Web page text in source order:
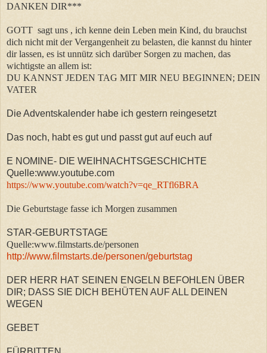
DANKEN DIR***
GOTT sagt uns , ich kenne dein Leben mein Kind, du brauchst
dich nicht mit der Vergangenheit zu belasten, die kannst du hinter
dir lassen, es ist unnütz sich darüber Sorgen zu machen, das
wichtigste an allem ist:
DU KANNST JEDEN TAG MIT MIR NEU BEGINNEN; DEIN
VATER
Die Adventskalender habe ich gestern reingesetzt
Das noch, habt es gut und passt gut auf euch auf
E NOMINE- DIE WEIHNACHTSGESCHICHTE
Quelle:www.youtube.com
https://www.youtube.com/watch?v=qe_RTfl6BRA
Die Geburtstage fasse ich Morgen zusammen
STAR-GEBURTSTAGE
Quelle:www.filmstarts.de/personen
http://www.filmstarts.de/personen/geburtstag
DER HERR HAT SEINEN ENGELN BEFOHLEN ÜBER
DIR; DASS SIE DICH BEHÜTEN AUF ALL DEINEN
WEGEN
GEBET